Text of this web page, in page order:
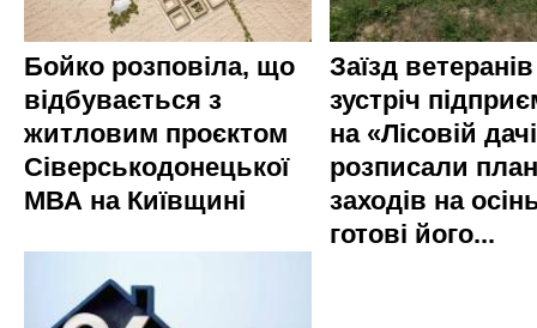
Бойко розповіла, що
відбувається з
житловим проєктом
Сіверськодонецької
МВА на Київщині
Заїзд
зустріч
на «Лісовій
розписали план
заходів на
готові його...